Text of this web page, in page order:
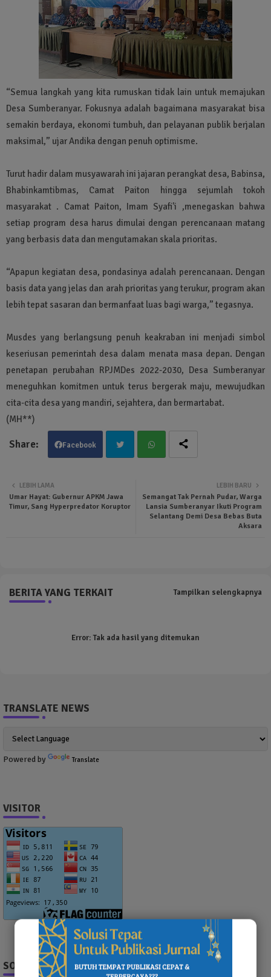
“Semua langkah yang kita rumuskan tidak lain untuk memajukan
Desa Sumberanyar. Fokusnya adalah bagaimana masyarakat bisa
semakin berdaya, ekonomi tumbuh, dan pelayanan publik berjalan
maksimal,” ujar Andika dengan penuh optimisme.
Turut hadir dalam musyawarah ini jajaran perangkat desa, Babinsa,
Bhabinkamtibmas, Camat Paiton hingga sejumlah tokoh
masyarakat . Camat Paiton, Imam Syafi'i ,menegaskan bahwa
setiap program desa harus dimulai dengan perencanaan matang
yang berbasis data dan mengutamakan skala prioritas.
“Apapun kegiatan desa, pondasinya adalah perencanaan. Dengan
basis data yang jelas dan arah prioritas yang terukur, program akan
lebih tepat sasaran dan bermanfaat luas bagi warga,” tegasnya.
Musdes yang berlangsung penuh keakraban ini menjadi simbol
keseriusan pemerintah desa dalam menata masa depan. Dengan
penetapan perubahan RPJMDes 2022-2030, Desa Sumberanyar
meneguhkan komitmen untuk terus bergerak maju, mewujudkan
cita-cita desa yang mandiri, sejahtera, dan bermartabat.
(MH**)
Facebook
ter tsa
LEBIH BARU
Semangat Tak Pernah Pudar, Warga
Lansia Sumberanyar Ikuti Program
Selantang Demi Desa Bebas Buta
Aksara
LEBIH LAMA
Umar Hayat: Gubernur APKM Jawa
Timur, Sang Hyperpredator Koruptor
BERITA YANG TERKAIT Tampilkan selengkapnya
Error:Tak ada hasil yang ditemukan
TRANSLATE NEWS
Powered by Translate
VISITOR
SOCIAL PLUGIN